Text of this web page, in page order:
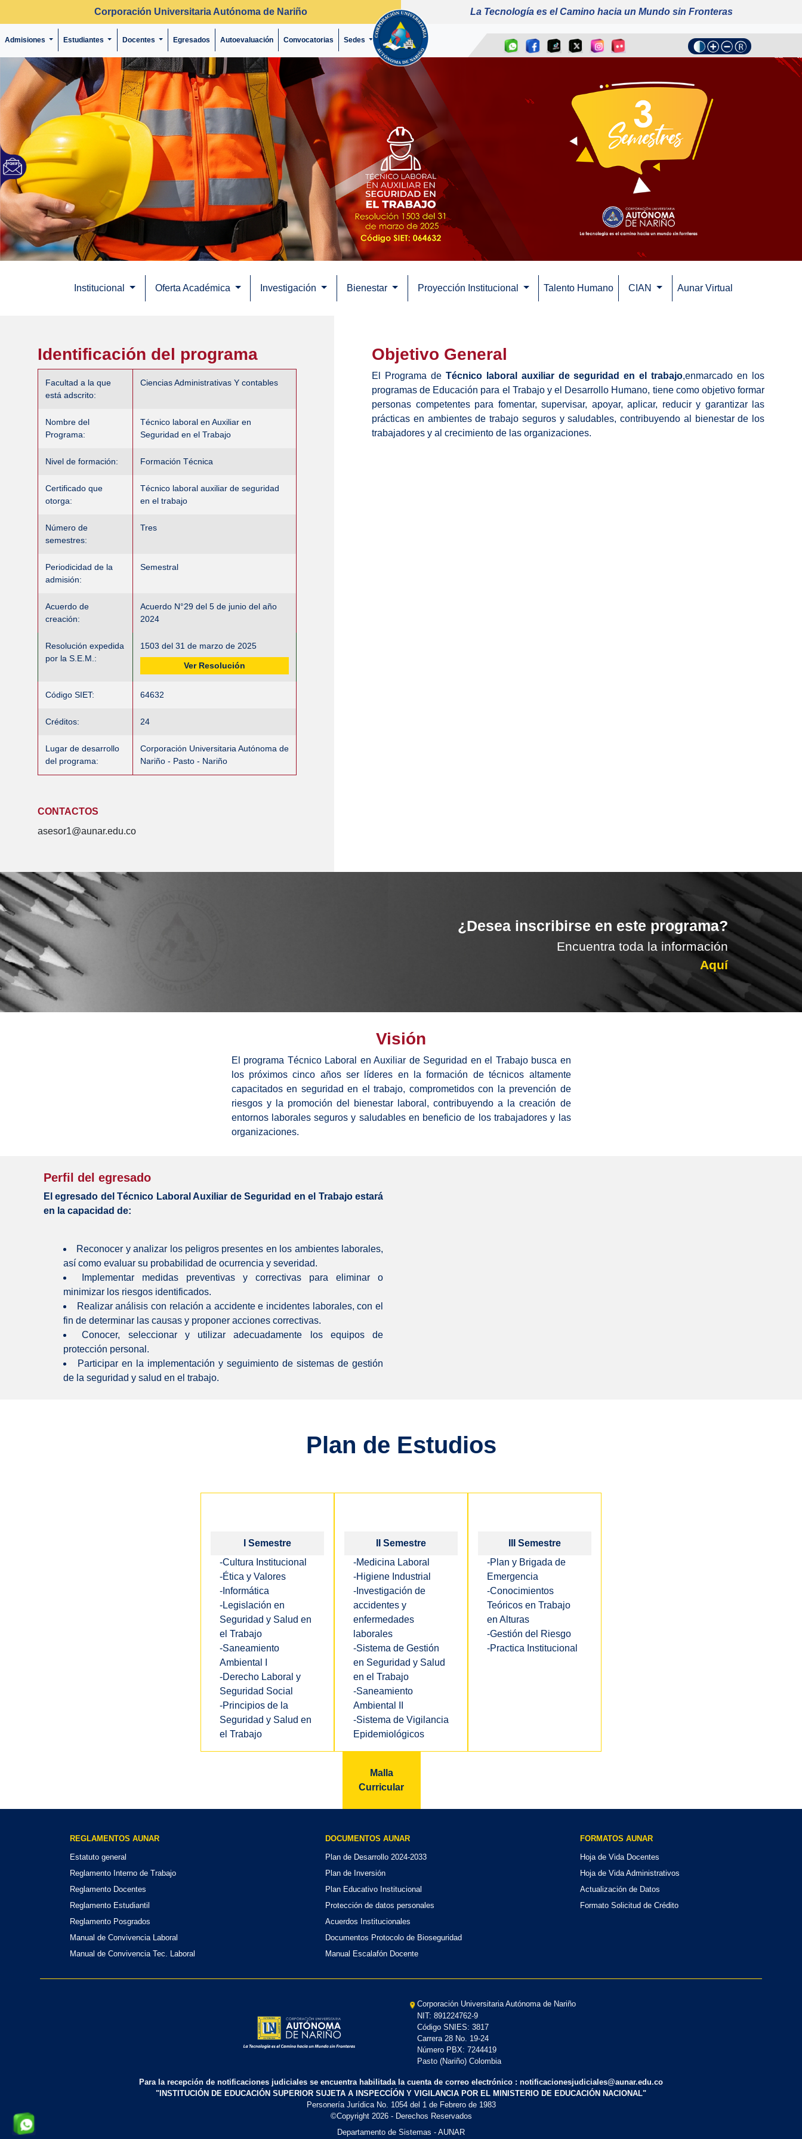
Corporación Universitaria Autónoma de Nariño La Tecnología es el Camino hacia un Mundo sin Fronteras
Admisiones Estudiantes Docentes Egresados Autoevaluación Convocatorias (current)
Sedes
Institucional Oferta Académica Investigación Bienestar Proyección Institucional Talento Humano CIAN Aunar Virtual
Identificación del programa
Facultad a la que
está adscrito:
Ciencias Administrativas Y contables
Nombre del
Programa:
Técnico laboral en Auxiliar en
Seguridad en el Trabajo
Nivel de formación: Formación Técnica
Certificado que
otorga:
Técnico laboral auxiliar de seguridad
en el trabajo
Número de
semestres:
Tres
Periodicidad de la
admisión:
Semestral
Acuerdo de
creación:
Acuerdo N°29 del 5 de junio del año
2024
Resolución expedida
por la S.E.M.:
1503 del 31 de marzo de 2025
Ver Resolución
Código SIET: 64632
Créditos: 24
Lugar de desarrollo
del programa:
Corporación Universitaria Autónoma de
Nariño - Pasto - Nariño
CONTACTOS
asesor1@aunar.edu.co
Objetivo General
El Programa de Técnico laboral auxiliar de seguridad en el trabajo,enmarcado en los
programas de Educación para el Trabajo y el Desarrollo Humano, tiene como objetivo formar
personas competentes para fomentar, supervisar, apoyar, aplicar, reducir y garantizar las
prácticas en ambientes de trabajo seguros y saludables, contribuyendo al bienestar de los
trabajadores y al crecimiento de las organizaciones.
¿Desea inscribirse en este programa?
Encuentra toda la información
Aquí
Visión
El programa Técnico Laboral en Auxiliar de Seguridad en el Trabajo busca en
los próximos cinco años ser líderes en la formación de técnicos altamente
capacitados en seguridad en el trabajo, comprometidos con la prevención de
riesgos y la promoción del bienestar laboral, contribuyendo a la creación de
entornos laborales seguros y saludables en beneficio de los trabajadores y las
organizaciones.
Perfil del egresado
El egresado del Técnico Laboral Auxiliar de Seguridad en el Trabajo estará
en la capacidad de:
Reconocer y analizar los peligros presentes en los ambientes laborales,
así como evaluar su probabilidad de ocurrencia y severidad.
Implementar medidas preventivas y correctivas para eliminar o
minimizar los riesgos identificados.
Realizar análisis con relación a accidente e incidentes laborales, con el
fin de determinar las causas y proponer acciones correctivas.
Conocer, seleccionar y utilizar adecuadamente los equipos de
protección personal.
Participar en la implementación y seguimiento de sistemas de gestión
de la seguridad y salud en el trabajo.
Plan de Estudios
I Semestre
-Cultura Institucional
-Ética y Valores
-Informática
-Legislación en
Seguridad y Salud en
el Trabajo
-Saneamiento
Ambiental I
-Derecho Laboral y
Seguridad Social
-Principios de la
Seguridad y Salud en
el Trabajo
II Semestre
-Medicina Laboral
-Higiene Industrial
-Investigación de
accidentes y
enfermedades
laborales
-Sistema de Gestión
en Seguridad y Salud
en el Trabajo
-Saneamiento
Ambiental II
-Sistema de Vigilancia
Epidemiológicos
III Semestre
-Plan y Brigada de
Emergencia
-Conocimientos
Teóricos en Trabajo
en Alturas
-Gestión del Riesgo
-Practica Institucional
Malla
Curricular
REGLAMENTOS AUNAR
Estatuto general
Reglamento Interno de Trabajo
Reglamento Docentes
Reglamento Estudiantil
Reglamento Posgrados
Manual de Convivencia Laboral
Manual de Convivencia Tec. Laboral
DOCUMENTOS AUNAR
Plan de Desarrollo 2024-2033
Plan de Inversión
Plan Educativo Institucional
Protección de datos personales
Acuerdos Institucionales
Documentos Protocolo de Bioseguridad
Manual Escalafón Docente
FORMATOS AUNAR
Hoja de Vida Docentes
Hoja de Vida Administrativos
Actualización de Datos
Formato Solicitud de Crédito
Corporación Universitaria Autónoma de Nariño
NIT: 891224762-9
Código SNIES: 3817
Carrera 28 No. 19-24
Número PBX: 7244419
Pasto (Nariño) Colombia
Para la recepción de notificaciones judiciales se encuentra habilitada la cuenta de correo electrónico : notificacionesjudiciales@aunar.edu.co
"INSTITUCIÓN DE EDUCACIÓN SUPERIOR SUJETA A INSPECCÍÓN Y VIGILANCIA POR EL MINISTERIO DE EDUCACIÓN NACIONAL"
Personería Jurídica No. 1054 del 1 de Febrero de 1983
©Copyright 2026- Derechos Reservados
Departamento de Sistemas - AUNAR